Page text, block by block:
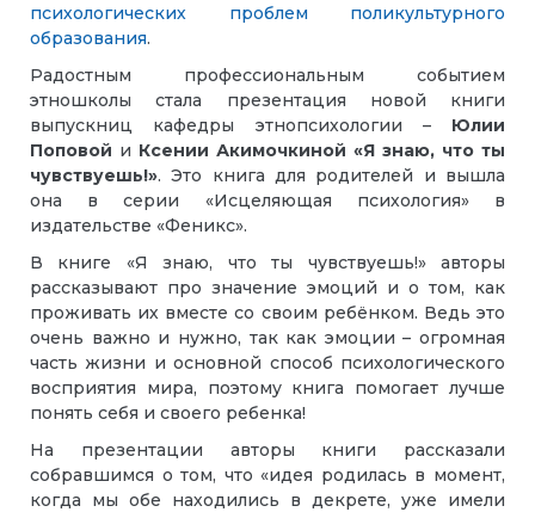
психологических проблем поликультурного
образования.
Радостным профессиональным событием
этношколы стала презентация новой книги
выпускниц кафедры этнопсихологии – Юлии
Поповой и Ксении Акимочкиной «Я знаю, что ты
чувствуешь!». Это книга для родителей и вышла
она в серии «Исцеляющая психология» в
издательстве «Феникс».
В книге «Я знаю, что ты чувствуешь!» авторы
рассказывают про значение эмоций и о том, как
проживать их вместе со своим ребёнком. Ведь это
очень важно и нужно, так как эмоции – огромная
часть жизни и основной способ психологического
восприятия мира, поэтому книга помогает лучше
понять себя и своего ребенка!
На презентации авторы книги рассказали
собравшимся о том, что «идея родилась в момент,
когда мы обе находились в декрете, уже имели